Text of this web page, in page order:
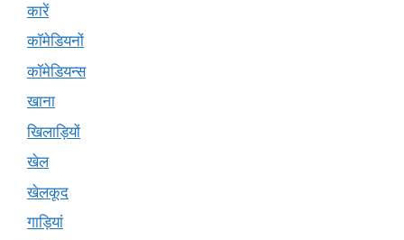
कारें
कॉमेडियनों
कॉमेडियन्स
खाना
खिलाड़ियों
खेल
खेलकूद
गाड़ियां